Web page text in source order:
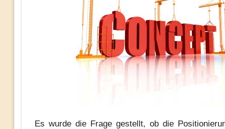
Es wurde die Frage gestellt, ob die